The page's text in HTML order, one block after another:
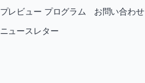
プレビュー プログラム
ニュースレター
お問い合わせ